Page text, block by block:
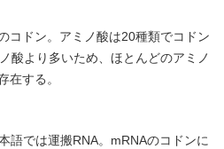
コドン。アミノ酸は20種類でコドン
酸より多いため、ほとんどのアミノ
在する。
語では運搬RNA。mRNAのコドンに